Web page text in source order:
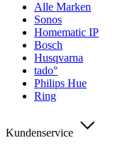
Alle Marken
Sonos
Homematic IP
Bosch
Husqvarna
tado°
Philips Hue
Ring
Kundenservice